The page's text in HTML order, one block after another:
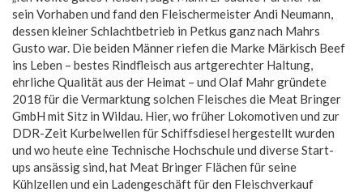
sein Vorhaben und fand den Fleischermeister Andi Neumann,
dessen kleiner Schlachtbetrieb in Petkus ganz nach Mahrs
Gusto war. Die beiden Männer riefen die Marke Märkisch Beef
ins Leben – bestes Rindfleisch aus artgerechter Haltung,
ehrliche Qualität aus der Heimat – und Olaf Mahr gründete
2018 für die Vermarktung solchen Fleisches die Meat Bringer
GmbH mit Sitz in Wildau. Hier, wo früher Lokomotiven und zur
DDR-Zeit Kurbelwellen für Schiffsdiesel hergestellt wurden
und wo heute eine Technische Hochschule und diverse Start-
ups ansässig sind, hat Meat Bringer Flächen für seine
Kühlzellen und ein Ladengeschäft für den Fleischverkauf